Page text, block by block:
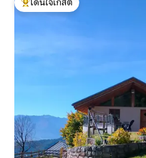
โดนใจเกสต์ที่สุด
โดนใจเกสต์